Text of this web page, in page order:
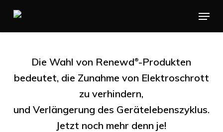
Menu
Die Wahl von Renewd®-Produkten
bedeutet, die Zunahme von Elektroschrott
zu verhindern,
und Verlängerung des Gerätelebenszyklus.
Jetzt noch mehr denn je!